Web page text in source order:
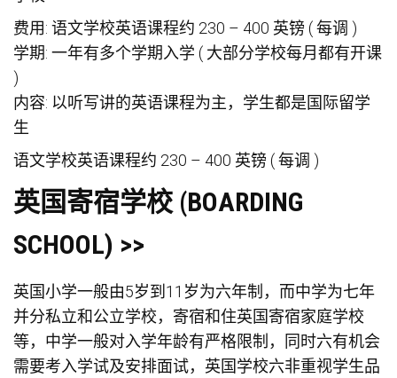
费用: 语文学校英语课程约 230 – 400 英镑 ( 每调 )
学期: 一年有多个学期入学 ( 大部分学校每月都有开课
)
内容: 以听写讲的英语课程为主，学生都是国际留学
生
语文学校英语课程约 230 – 400 英镑 ( 每调 )
英国寄宿学校 (BOARDING
SCHOOL) >>
英国小学一般由5岁到11岁为六年制，而中学为七年
并分私立和公立学校，寄宿和住英国寄宿家庭学校
等，中学一般对入学年龄有严格限制，同时六有机会
需要考入学试及安排面试，英国学校六非重视学生品